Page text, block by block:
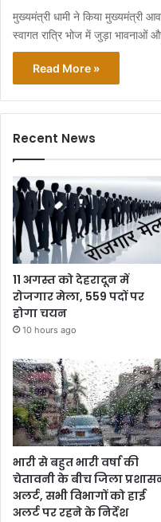
मुख्यमंत्री धामी ने किया मुख्यमंत्री
स्वागत रात्रि भोज में जुड़ा भावनाओं
Read More »
Recent News
11 अगस्त को देहरादून में
रोजगार मेला, 559 पदों पर
होगा चयन
10 hours ago
भारी से बहुत भारी वर्षा की
चेतावनी के बीच जिला
अलर्ट, सभी विभागों को हाई
अलर्ट पर रहने के निर्देश